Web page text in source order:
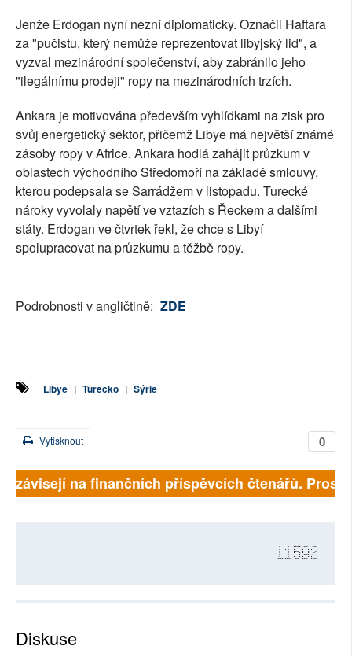
Jenže Erdogan nyní nezní diplomaticky. Označil Haftara
za "pučistu, který nemůže reprezentovat libyjský lid", a
vyzval mezinárodní společenství, aby zabránilo jeho
"ilegálnímu prodeji" ropy na mezinárodních trzích.
Ankara je motivována především vyhlídkami na zisk pro
svůj energetický sektor, přičemž Libye má největší známé
zásoby ropy v Africe. Ankara hodlá zahájit průzkum v
oblastech východního Středomoří na základě smlouvy,
kterou podepsala se Sarrádžem v listopadu. Turecké
nároky vyvolaly napětí ve vztazích s Řeckem a dalšími
státy. Erdogan ve čtvrtek řekl, že chce s Libyí
spolupracovat na průzkumu a těžbě ropy.
Podrobnosti v angličtině: ZDE
Libye | Turecko | Sýrie
0
Vytisknout
na finančních příspěvcích čtenářů.
11592
Diskuse